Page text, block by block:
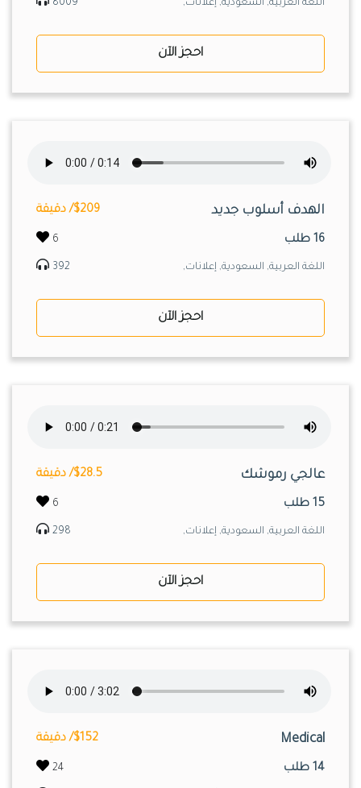
اللغة العربية, السعودية, إعلانات, 8009
احجز الآن
الهدف أسلوب جديد $209/ دقيقة
16 طلب 6
اللغة العربية, السعودية, إعلانات, 392
احجز الآن
عالجي رموشك $28.5/ دقيقة
15 طلب 6
اللغة العربية, السعودية, إعلانات, 298
احجز الآن
Medical $152/ دقيقة
14 طلب 24